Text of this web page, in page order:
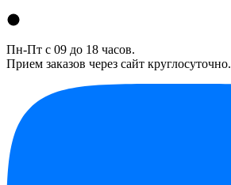
Пн-Пт с 09 до 18 часов.
Прием заказов через сайт круглосуточно.